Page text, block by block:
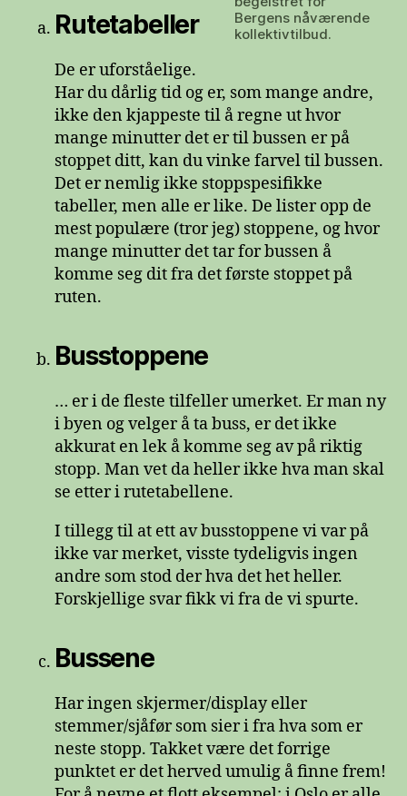
Bergens nåværende
kollektivtilbud.
Rutetabeller
De er uforståelige.
Har du dårlig tid og er, som mange andre,
ikke den kjappeste til å regne ut hvor
mange minutter det er til bussen er på
stoppet ditt, kan du vinke farvel til bussen.
Det er nemlig ikke stoppspesifikke
tabeller, men alle er like. De lister opp de
mest populære (tror jeg) stoppene, og hvor
mange minutter det tar for bussen å
komme seg dit fra det første stoppet på
ruten.
Busstoppene
… er i de fleste tilfeller umerket. Er man ny
i byen og velger å ta buss, er det ikke
akkurat en lek å komme seg av på riktig
stopp. Man vet da heller ikke hva man skal
se etter i rutetabellene.
I tillegg til at ett av busstoppene vi var på
ikke var merket, visste tydeligvis ingen
andre som stod der hva det het heller.
Forskjellige svar fikk vi fra de vi spurte.
Bussene
Har ingen skjermer/display eller
stemmer/sjåfør som sier i fra hva som er
neste stopp. Takket være det forrige
punktet er det herved umulig å finne frem!